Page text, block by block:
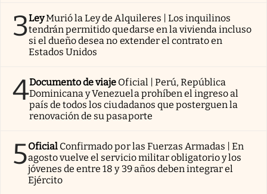
3LeyMurió la Ley de Alquileres | Los inquilinos
tendrán permitido quedarse en la vivienda incluso
si el dueño desea no extender el contrato en
Estados Unidos
4Documento de viaje Oficial | Perú, República
Dominicana y Venezuela prohíben el ingreso al
país de todos los ciudadanos que posterguen la
renovación de su pasaporte
5Oficial Confirmado por las Fuerzas Armadas | En
agosto vuelve el servicio militar obligatorio y los
jóvenes de entre 18 y 39 años deben integrar el
Ejército